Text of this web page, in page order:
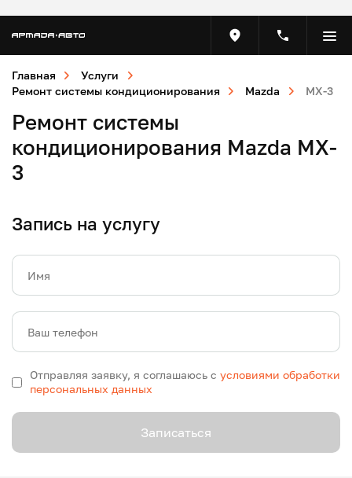
Главная
Услуги
Ремонт системы кондиционирования
Mazda MX-3
Ремонт системы
кондиционирования Mazda MX-
3
Запись на услугу
Имя
Ваш телефон
Отправляя заявку, я соглашаюсь с условиями обработки
персональных данных
Записаться